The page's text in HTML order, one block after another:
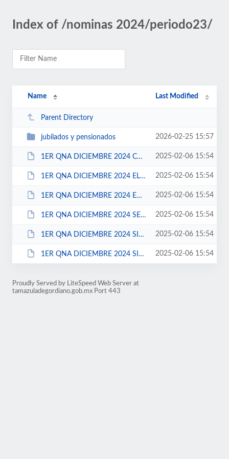
Index of /nominas 2024/periodo23/
Name Last Modified
Parent Directory
jubilados y pensionados 2026-02-25 15:57
1ER QNA DICIEMBRE 2024 CONFIANZA.xls 2025-02-06 15:54
1ER QNA DICIEMBRE 2024 ELECCION POPULAR.xls 2025-02-06 15:54
1ER QNA DICIEMBRE 2024 EVENTUALES.xls 2025-02-06 15:54
1ER QNA DICIEMBRE 2024 SEGURIDAD PUBLICA Y PROTECCION CIVIL.xls 2025-02-06 15:54
1ER QNA DICIEMBRE 2024 SINDICATO FSESEJ.xls 2025-02-06 15:54
1ER QNA DICIEMBRE 2024 SINDICATO STHAT.xls 2025-02-06 15:54
Proudly Served by LiteSpeed Web Server at
tamazuladegordiano.gob.mx Port 443